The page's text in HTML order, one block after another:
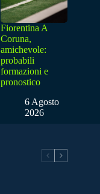
Fiorentina A
Coruna,
amichevole:
probabili
formazioni e
pronostico
6 Agosto
2026